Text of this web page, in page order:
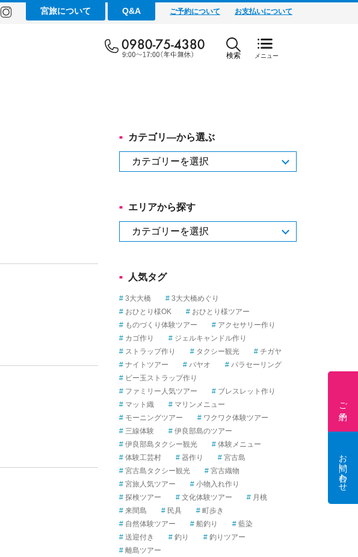
宮旅について Q&A ご予約について お支払いについて
検索
カテゴリ―から選ぶ
テ
―
か
エリアから探す
リ
ら
探
す
人気タグ
3大大橋
3大大橋めぐり
おひとり様OK
おひとり様ツアー
ものづくり体験ツアー
アクセサリー作り
カゴ作り
ジェルキャンドル作り
ストラップ作り
タクシー観光
チガヤ
ナイトツアー
パヤオ
パラセーリング
ビー玉ストラップ作り
ファミリー人気ツアー
ブレスレット作り
マット織
マリンメニュー
モーニングツアー
ワクワク体験ツアー
三線体験
伊良部島のツアー
伊良部島タクシー観光
体験メニュー
体験工芸村
器作り
宮古島
宮古島タクシー観光
宮古織物
宮旅人気ツアー
小物入れ作り
探検ツアー
文化体験ツアー
月桃
来間島
民具
町歩き
自然体験ツアー
船釣り
藍染
送迎付き
釣り
釣りツアー
離島ツアー
ご予約
お問い合わせ